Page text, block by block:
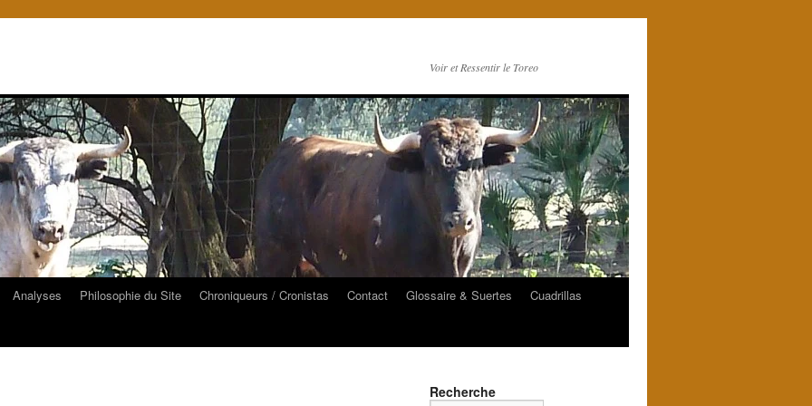
Voir et Ressentir le Toreo
Analyses Philosophie du Site Chroniqueurs / Cronistas Contact Glossaire & Suertes
Cuadrillas
Recherche